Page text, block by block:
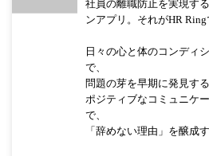
社員の離職防止を実現す
ンアプリ。それがHR Ring
日々の心と体のコンディ
で、
問題の芽を早期に発見する
ポジティブなコミュニケ
で、
「辞めない理由」を醸成す